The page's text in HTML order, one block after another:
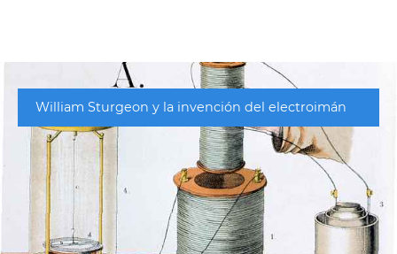
William Sturgeon y la invención del electroimán